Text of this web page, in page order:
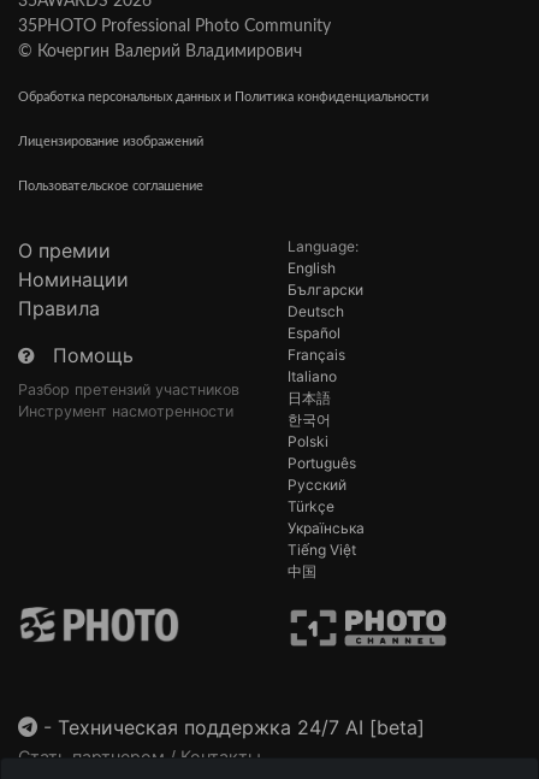
35PHOTO Professional Photo Community
© Кочергин Валерий Владимирович
Обработка персональных данных и Политика конфиденциальности
Лицензирование изображений
Пользовательское соглашение
О премии
Номинации
Правила
Помощь
Разбор претензий участников
Инструмент насмотренности
Language:
English
Български
Deutsch
Español
Français
Italiano
日本語
한국어
Polski
Português
Русский
Türkçe
Українська
Tiếng Việt
中国
- Техническая поддержка 24/7 AI [beta]
Стать партнером / Контакты